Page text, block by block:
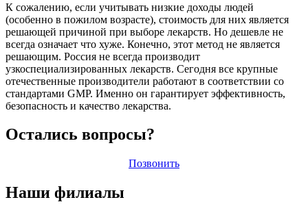
К сожалению, если учитывать низкие доходы людей
(особенно в пожилом возрасте), стоимость для них является
решающей причиной при выборе лекарств. Но дешевле не
всегда означает что хуже. Конечно, этот метод не является
решающим. Россия не всегда производит
узкоспециализированных лекарств. Сегодня все крупные
отечественные производители работают в соответствии со
стандартами GMP. Именно он гарантирует эффективность,
безопасность и качество лекарства.
Остались вопросы?
Позвонить
Наши филиалы